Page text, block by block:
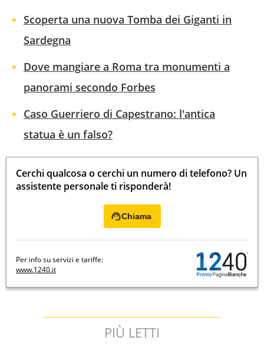
Scoperta una nuova Tomba dei Giganti in
Sardegna
Dove mangiare a Roma tra monumenti a
panorami secondo Forbes
Caso Guerriero di Capestrano: l'antica
statua è un falso?
Cerchi qualcosa o cerchi un numero di telefono? Un
assistente personale ti risponderà!
Chiama
Per info su servizi e tariffe:
www.1240.it
PIÙ LETTI